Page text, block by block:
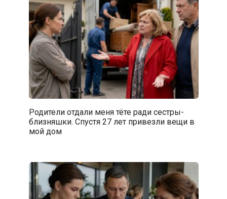
Родители отдали меня тёте ради сестры-
близняшки. Спустя 27 лет привезли вещи в
мой дом